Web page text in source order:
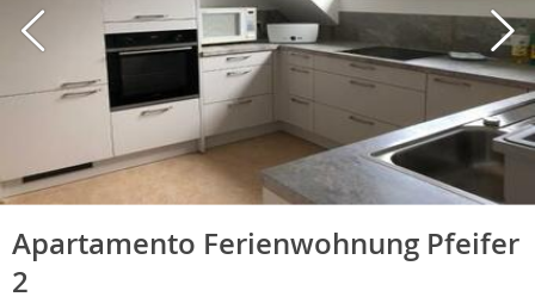
Apartamento Ferienwohnung Pfeifer
2